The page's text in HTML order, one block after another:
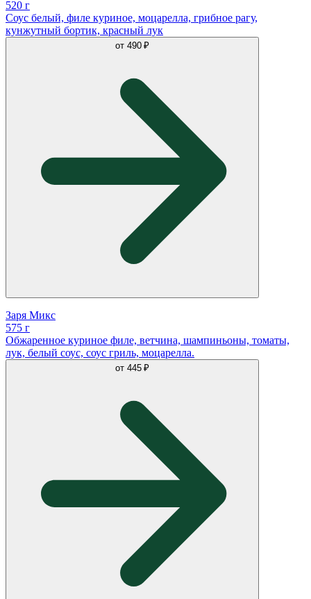
520 г
Соус белый, филе куриное, моцарелла, грибное рагу,
кунжутный бортик, красный лук
от 490 ₽
Заря Микс
575 г
Обжаренное куриное филе, ветчина, шампиньоны, томаты,
лук, белый соус, соус гриль, моцарелла.
от 445 ₽